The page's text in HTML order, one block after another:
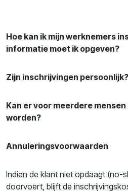
Hoe kan ik mijn werknemers
informatie moet ik opgeven?
Zijn inschrijvingen persoonlijk?
Kan er voor meerdere
worden?
Annuleringsvoorwaarden
Indien de klant niet opdaagt (no-
doorvoert, blijft de